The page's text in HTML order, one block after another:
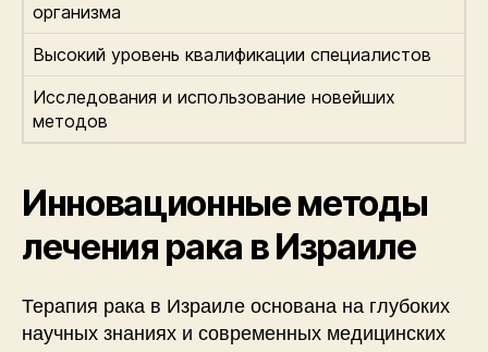
организма
Высокий уровень квалификации специалистов
Исследования и использование новейших
методов
Инновационные методы
лечения рака в Израиле
Терапия рака в Израиле основана на глубоких
научных знаниях и современных медицинских